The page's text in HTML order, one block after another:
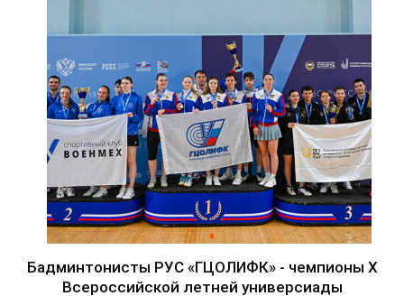
Бадминтонисты РУС «ГЦОЛИФК» - чемпионы Х
Всероссийской летней универсиады